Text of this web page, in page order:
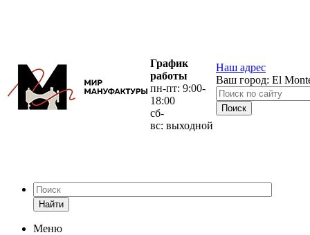
График
работы
пн-пт: 9:00-
18:00
сб-
вс: выходной
Наш адрес
Ваш город: El
Найти
Меню